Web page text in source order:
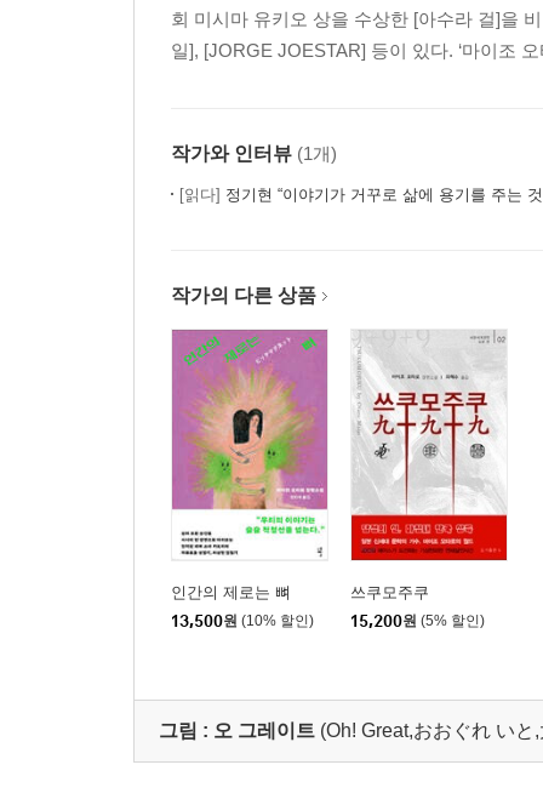
회 미시마 유키오 상을 수상한 [아수라 걸]을
일], [JORGE JOESTAR] 등이 있다. ‘마이조
작가와 인터뷰 (1개)
[읽다] 정기현 “이야기가 거꾸로 삶에 용기를 주는
작가의 다른 상품
인간의 제로는 뼈
13,500원 (10% 할인)
쓰쿠모주쿠
15,200원 (5% 할인)
그림 : 오 그레이트 (Oh! Great,おおぐれ いと